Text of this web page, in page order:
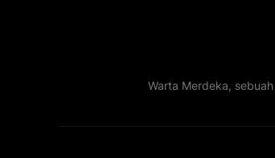
Warta Merdeka,